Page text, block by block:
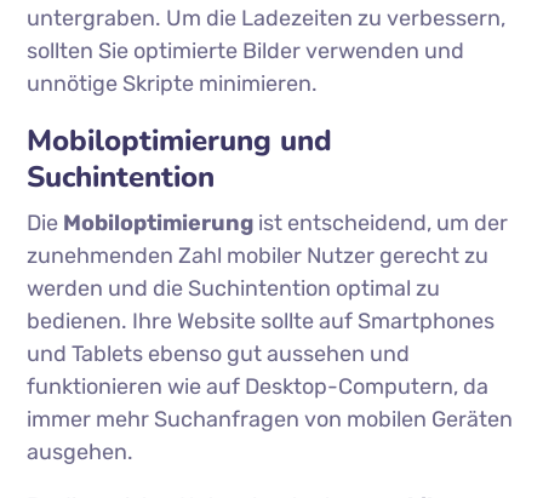
untergraben. Um die Ladezeiten zu verbessern,
sollten Sie optimierte Bilder verwenden und
unnötige Skripte minimieren.
Mobiloptimierung und
Suchintention
Die Mobiloptimierung ist entscheidend, um der
zunehmenden Zahl mobiler Nutzer gerecht zu
werden und die Suchintention optimal zu
bedienen. Ihre Website sollte auf Smartphones
und Tablets ebenso gut aussehen und
funktionieren wie auf Desktop-Computern, da
immer mehr Suchanfragen von mobilen Geräten
ausgehen.